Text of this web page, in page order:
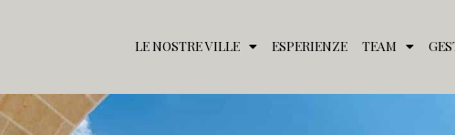
LE NOSTRE VILLE ESPERIENZE TEAM